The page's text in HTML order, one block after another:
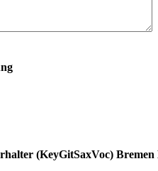
(KeyGitSaxVoc)